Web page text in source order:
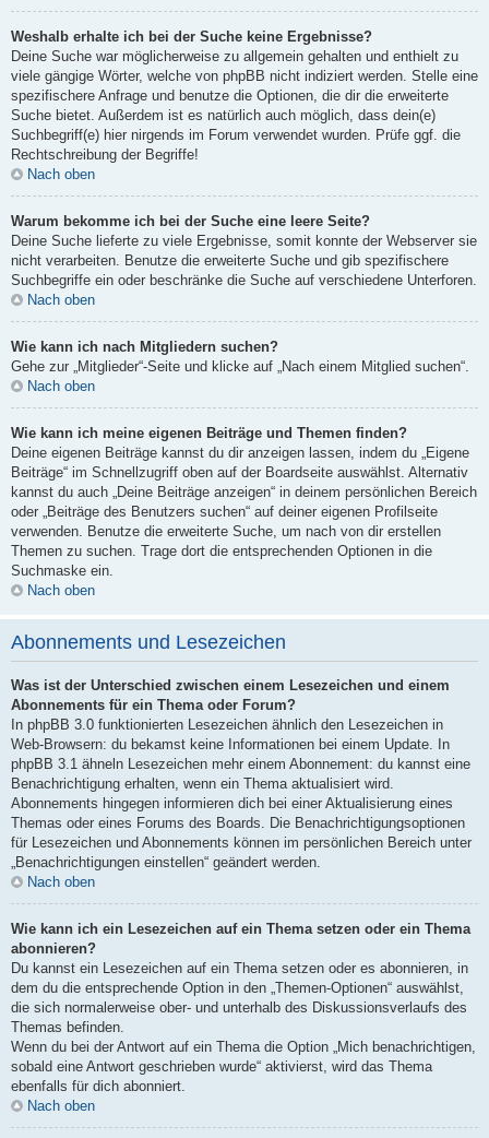
Weshalb erhalte ich bei der Suche keine Ergebnisse?
Deine Suche war möglicherweise zu allgemein gehalten und enthielt zu
viele gängige Wörter, welche von phpBB nicht indiziert werden. Stelle eine
spezifischere Anfrage und benutze die Optionen, die dir die erweiterte
Suche bietet. Außerdem ist es natürlich auch möglich, dass dein(e)
Suchbegriff(e) hier nirgends im Forum verwendet wurden. Prüfe ggf. die
Rechtschreibung der Begriffe!
Nach oben
Warum bekomme ich bei der Suche eine leere Seite?
Deine Suche lieferte zu viele Ergebnisse, somit konnte der Webserver sie
nicht verarbeiten. Benutze die erweiterte Suche und gib spezifischere
Suchbegriffe ein oder beschränke die Suche auf verschiedene Unterforen.
Nach oben
Wie kann ich nach Mitgliedern suchen?
Gehe zur „Mitglieder“-Seite und klicke auf „Nach einem Mitglied suchen“.
Nach oben
Wie kann ich meine eigenen Beiträge und Themen finden?
Deine eigenen Beiträge kannst du dir anzeigen lassen, indem du „Eigene
Beiträge“ im Schnellzugriff oben auf der Boardseite auswählst. Alternativ
kannst du auch „Deine Beiträge anzeigen“ in deinem persönlichen Bereich
oder „Beiträge des Benutzers suchen“ auf deiner eigenen Profilseite
verwenden. Benutze die erweiterte Suche, um nach von dir erstellen
Themen zu suchen. Trage dort die entsprechenden Optionen in die
Suchmaske ein.
Nach oben
Abonnements und Lesezeichen
Was ist der Unterschied zwischen einem Lesezeichen und einem
Abonnements für ein Thema oder Forum?
In phpBB 3.0 funktionierten Lesezeichen ähnlich den Lesezeichen in
Web-Browsern: du bekamst keine Informationen bei einem Update. In
phpBB 3.1 ähneln Lesezeichen mehr einem Abonnement: du kannst eine
Benachrichtigung erhalten, wenn ein Thema aktualisiert wird.
Abonnements hingegen informieren dich bei einer Aktualisierung eines
Themas oder eines Forums des Boards. Die Benachrichtigungsoptionen
für Lesezeichen und Abonnements können im persönlichen Bereich unter
„Benachrichtigungen einstellen“ geändert werden.
Nach oben
Wie kann ich ein Lesezeichen auf ein Thema setzen oder ein Thema
abonnieren?
Du kannst ein Lesezeichen auf ein Thema setzen oder es abonnieren, in
dem du die entsprechende Option in den „Themen-Optionen“ auswählst,
die sich normalerweise ober- und unterhalb des Diskussionsverlaufs des
Themas befinden.
Wenn du bei der Antwort auf ein Thema die Option „Mich benachrichtigen,
sobald eine Antwort geschrieben wurde“ aktivierst, wird das Thema
ebenfalls für dich abonniert.
Nach oben